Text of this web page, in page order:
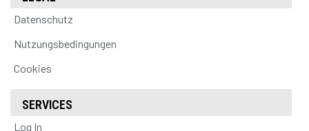
Datenschutz
Nutzungsbedingungen
Cookies
SERVICES
Log In